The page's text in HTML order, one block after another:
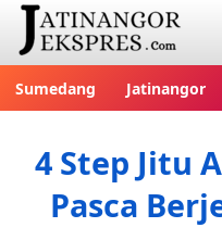
Sumedang Jatinangor
4 Step Jitu
Pasca